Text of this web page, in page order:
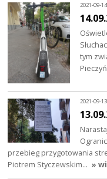
2021-09-
tym
2021-09-
przebieg przygotowania
Piotrem Styczewskim… »